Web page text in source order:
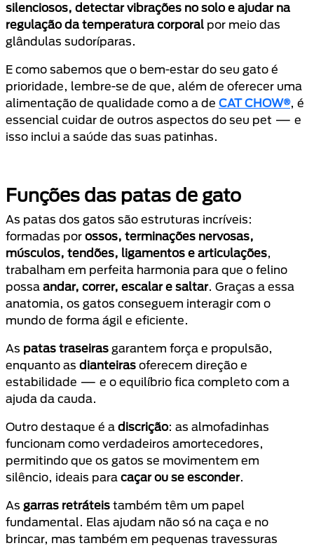
silenciosos, detectar vibrações no solo e ajudar na
regulação da temperatura corporal por meio das
glândulas sudoríparas.
E como sabemos que o bem-estar do seu gato é
prioridade, lembre-se de que, além de oferecer uma
alimentação de qualidade como a de CAT CHOW®, é
essencial cuidar de outros aspectos do seu pet — e
isso inclui a saúde das suas patinhas.
Funções das patas de gato
As patas dos gatos são estruturas incríveis:
formadas por ossos, terminações nervosas,
músculos, tendões, ligamentos e articulações,
trabalham em perfeita harmonia para que o felino
possa andar, correr, escalar e saltar. Graças a essa
anatomia, os gatos conseguem interagir com o
mundo de forma ágil e eficiente.
As patas traseiras garantem força e propulsão,
enquanto as dianteiras oferecem direção e
estabilidade — e o equilíbrio fica completo com a
ajuda da cauda.
Outro destaque é a discrição: as almofadinhas
funcionam como verdadeiros amortecedores,
permitindo que os gatos se movimentem em
silêncio, ideais para caçar ou se esconder.
As garras retráteis também têm um papel
fundamental. Elas ajudam não só na caça e no
brincar, mas também em pequenas travessuras